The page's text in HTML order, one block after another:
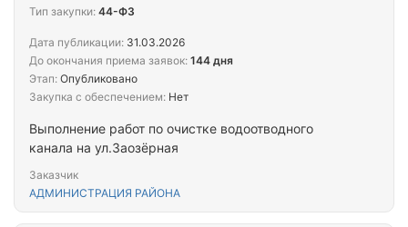
Выполнение работ по очистке водоотводного
канала на ул.Заозёрная
Заказчик
АДМИНИСТРАЦИЯ РАЙОНА
Тип закупки: 44-ФЗ
Дата публикации: 31.03.2026
До окончания приема заявок: 144 дня
Этап: Опубликовано
Закупка с обеспечением: Нет